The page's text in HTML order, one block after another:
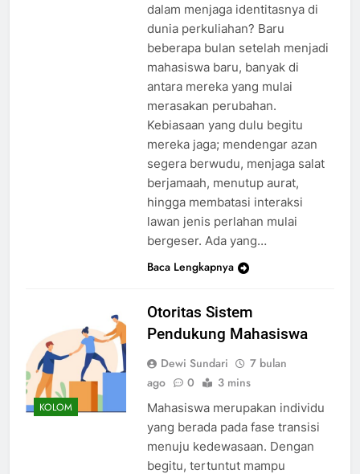
dalam menjaga identitasnya di
dunia perkuliahan? Baru
beberapa bulan setelah menjadi
mahasiswa baru, banyak di
antara mereka yang mulai
merasakan perubahan.
Kebiasaan yang dulu begitu
mereka jaga; mendengar azan
segera berwudu, menjaga salat
berjamaah, menutup aurat,
hingga membatasi interaksi
lawan jenis perlahan mulai
bergeser. Ada yang…
Baca Lengkapnya
KOLOM
Otoritas Sistem
Pendukung Mahasiswa
Dewi Sundari
7 bulan
ago
0 3 mins
Mahasiswa merupakan individu
yang berada pada fase transisi
menuju kedewasaan. Dengan
begitu, tertuntut mampu